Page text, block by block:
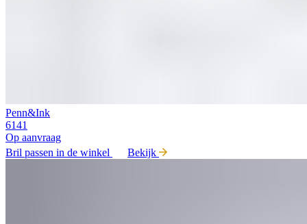
Penn&Ink
6141
Op aanvraag
Bril passen in de winkel
Bekijk